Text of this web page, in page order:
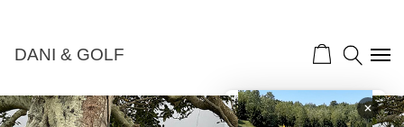
DANI & GOLF